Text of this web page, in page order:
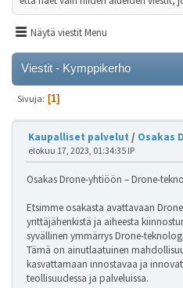
Näytä viestit Menu
Viestit - Kymppikerho
Sivuja 1
Kaupalliset palvelut / Osakas
elokuu 17, 2023, 01:34:35 IP
Osakas Drone-yhtiöön – Drone-
Etsimme osakasta avattavaan
yrittäjähenkistä ja aiheesta
syvällinen ymmärrys Drone-
Tämä on ainutlaatuinen
kasvattamaan innostavaa ja
teollisuudessa ja palveluissa.